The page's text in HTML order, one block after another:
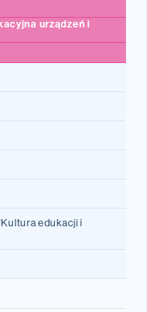
2025
urządzeń i
edukacji i